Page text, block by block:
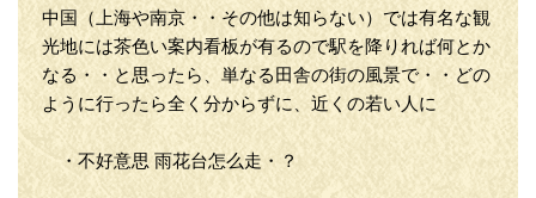
中国（上海や南京・・その他は知らない）では有名な観
光地には茶色い案内看板が有るので駅を降りれば何とか
なる・・と思ったら、単なる田舎の街の風景で・・どの
ように行ったら全く分からずに、近くの若い人に
・不好意思 雨花台怎么走・？